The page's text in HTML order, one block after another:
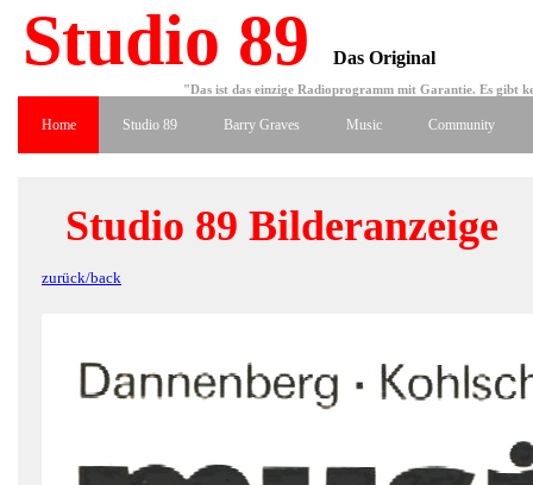
Studio 89 Das Original
"Das ist das einzige Radioprogramm mit Garantie. Es gibt
Home Studio 89 Barry Graves Music Community
Studio 89 Bilderanzeige
zurück/back